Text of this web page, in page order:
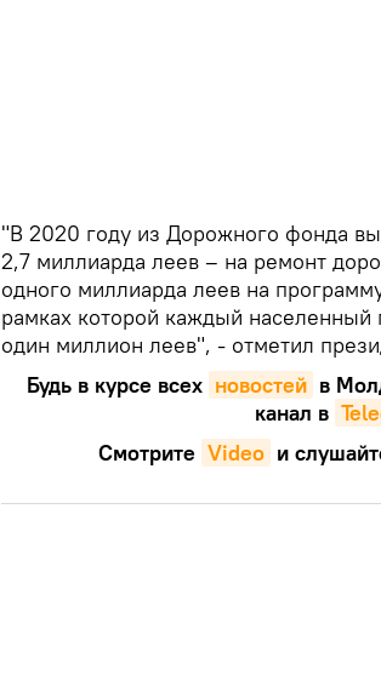
"В 2020 году из Дорожного фонда
2,7 миллиарда леев – на ремонт
одного миллиарда леев на
рамках которой каждый
один миллион леев", - отметил
Будь в курсе всех новостей в
канал в
Смотрите Video и